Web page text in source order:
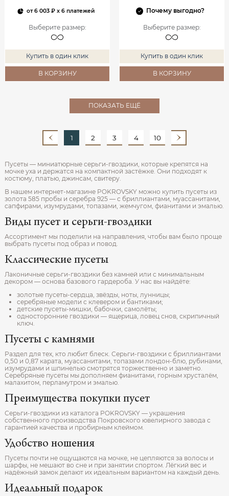
от6 003 ₽x 6 платежей
Выберите размер:
Купить в один клик
В КОРЗИНУ
Почему выгодно?
Выберите размер:
Купить в один клик
В КОРЗИНУ
ПОКАЗАТЬ ЕЩЁ
1 2 3 4 10
Пусеты — миниатюрные серьги-гвоздики, которые крепятся на
мочке уха и держатся на компактной застёжке. Они подходят к
костюму, платью, джинсам, свитеру.
В нашем интернет-магазине POKROVSKY можно купить пусеты из
золота 585 пробы и серебра 925 — с бриллиантами, муассанитами,
сапфирами, изумрудами, топазами, жемчугом, фианитами и эмалью.
Виды пусет и серьги-гвоздики
Ассортимент мы поделили на направления, чтобы вам было проще
выбрать пусеты под образ и повод.
Классические пусеты
Лаконичные серьги-гвоздики без камней или с минимальным
декором — основа базового гардероба. У нас вы найдёте:
золотые пусеты-сердца, звёзды, ноты, лунницы;
серебряные модели с клевером и бантиками;
детские пусеты-мишки, бабочки, самолёты;
односторонние гвоздики — ящерица, ловец снов, скрипичный
ключ.
Пусеты с камнями
Раздел для тех, кто любит блеск. Серьги-гвоздики с бриллиантами
0,50 и 0,87 карата, муассанитами, топазами лондон-блю, рубинами,
изумрудами и шпинелью смотрятся торжественно и заметно.
Серебряные пусеты мы дополняем фианитами, горным хрусталём,
малахитом, перламутром и эмалью.
Преимущества покупки пусет
Серьги-гвоздики из каталога POKROVSKY — украшения
собственного производства Покровского ювелирного завода с
гарантией качества и пробирным клеймом.
Удобство ношения
Пусеты почти не ощущаются на мочке, не цепляются за волосы и
шарфы, не мешают во сне и при занятии спортом. Лёгкий вес и
надёжный замок делают их идеальным вариантом на каждый день.
Идеальный подарок